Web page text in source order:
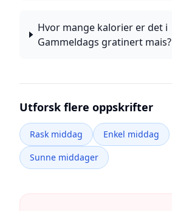
Hvor mange kalorier er det i
Gammeldags gratinert mais?
Utforsk flere oppskrifter
Rask middag
Enkel middag
Sunne middager